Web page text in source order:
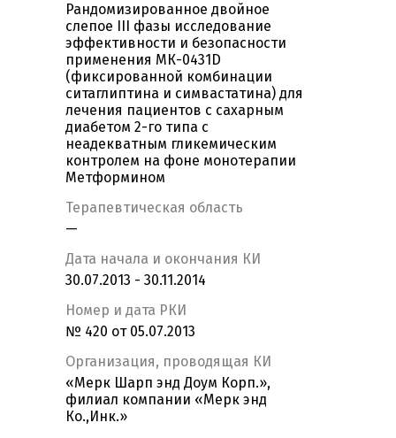
Рандомизированное двойное
слепое III фазы исследование
эффективности и безопасности
применения МК-0431D
(фиксированной комбинации
ситаглиптина и симвастатина) для
лечения пациентов с сахарным
диабетом 2-го типа с
неадекватным гликемическим
контролем на фоне монотерапии
Метформином
Терапевтическая область
—
Дата начала и окончания КИ
30.07.2013 - 30.11.2014
Номер и дата РКИ
№ 420 от 05.07.2013
Организация, проводящая КИ
«Мерк Шарп энд Доум Корп.»,
филиал компании «Мерк энд
Ко.,Инк.»